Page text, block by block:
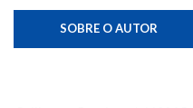
SOBRE O AUTOR